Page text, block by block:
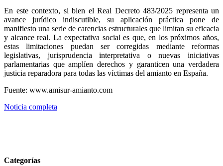
En este contexto, si bien el Real Decreto 483/2025 representa un
avance jurídico indiscutible, su aplicación práctica pone de
manifiesto una serie de carencias estructurales que limitan su eficacia
y alcance real. La expectativa social es que, en los próximos años,
estas limitaciones puedan ser corregidas mediante reformas
legislativas, jurisprudencia interpretativa o nuevas iniciativas
parlamentarias que amplíen derechos y garanticen una verdadera
justicia reparadora para todas las víctimas del amianto en España.
Fuente: www.amisur-amianto.com
Noticia completa
Categorías